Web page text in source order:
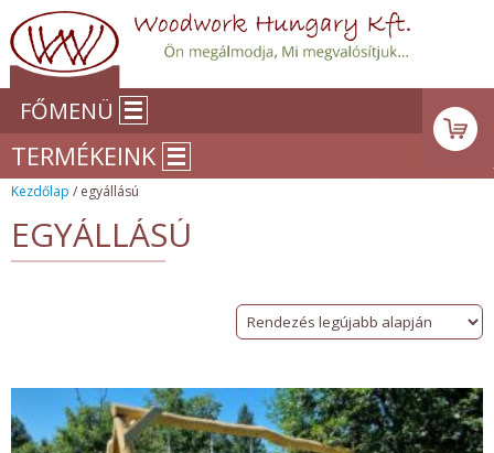
FŐMENÜ
Kezdőlap / egyállású
EGYÁLLÁSÚ
TERMÉKEINK